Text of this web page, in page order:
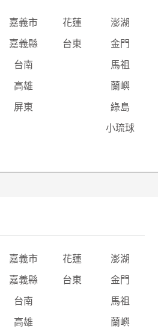
嘉義市 花蓮 澎湖
嘉義縣 台東 金門
台南 馬祖
高雄 蘭嶼
屏東 綠島
小琉球
嘉義市 花蓮 澎湖
嘉義縣 台東 金門
台南 馬祖
高雄 蘭嶼